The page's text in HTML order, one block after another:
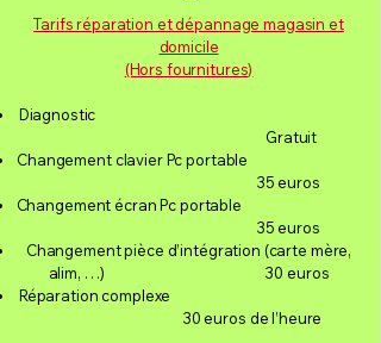
Tarifs réparation et dépannage magasin et
domicile
(Hors fournitures)
Diagnostic
Gratuit
Changement clavier Pc portable
35 euros
Changement écran Pc portable
35 euros
Changement pièce d’intégration (carte mère,
alim, …) 30 euros
Réparation complexe
30 euros de l’heure